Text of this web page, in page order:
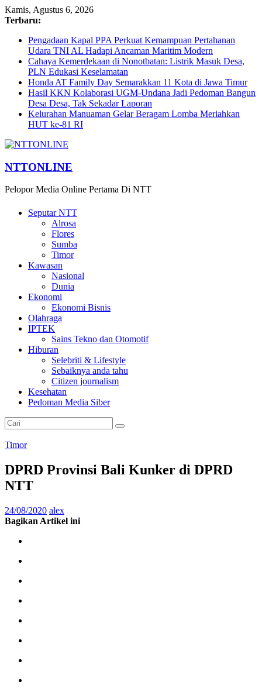
Kamis, Agustus 6, 2026
Terbaru:
Pengadaan Kapal PPA Perkuat Kemampuan Pertahanan
Udara TNI AL Hadapi Ancaman Maritim Modern
Cahaya Kemerdekaan di Nonotbatan: Listrik Masuk Desa,
PLN Edukasi Keselamatan
Honda AT Family Day Semarakkan 11 Kota di Jawa Timur
Hasil KKN Kolaborasi UGM-Undana Jadi Pedoman Bangun
Desa Desa, Tak Sekadar Laporan
Kelurahan Manuaman Gelar Beragam Lomba Meriahkan
HUT ke-81 RI
NTTONLINE
Pelopor Media Online Pertama Di NTT
Seputar NTT
Alrosa
Flores
Sumba
Timor
Kawasan
Nasional
Dunia
Ekonomi
Ekonomi Bisnis
Olahraga
IPTEK
Sains Tekno dan Otomotif
Hiburan
Selebriti & Lifestyle
Sebaiknya anda tahu
Citizen journalism
Kesehatan
Pedoman Media Siber
Timor
DPRD Provinsi Bali Kunker di DPRD
NTT
24/08/2020 alex
Bagikan Artikel ini